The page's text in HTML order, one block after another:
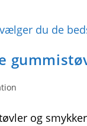
og